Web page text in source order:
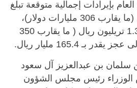
بإيرادات إجمالية متوقعة تبلغ
نحو 1.147 تريليون ريال (ما يقارب 306 مليارات دولار)،
مقابل نفقات قدرها 1.313 تريليون ريال ( ما يقارب 350
بـ 165.4 مليار ريال.
سلمان بن عبدالعزيز آل سعود
رئيس مجلس الشؤون